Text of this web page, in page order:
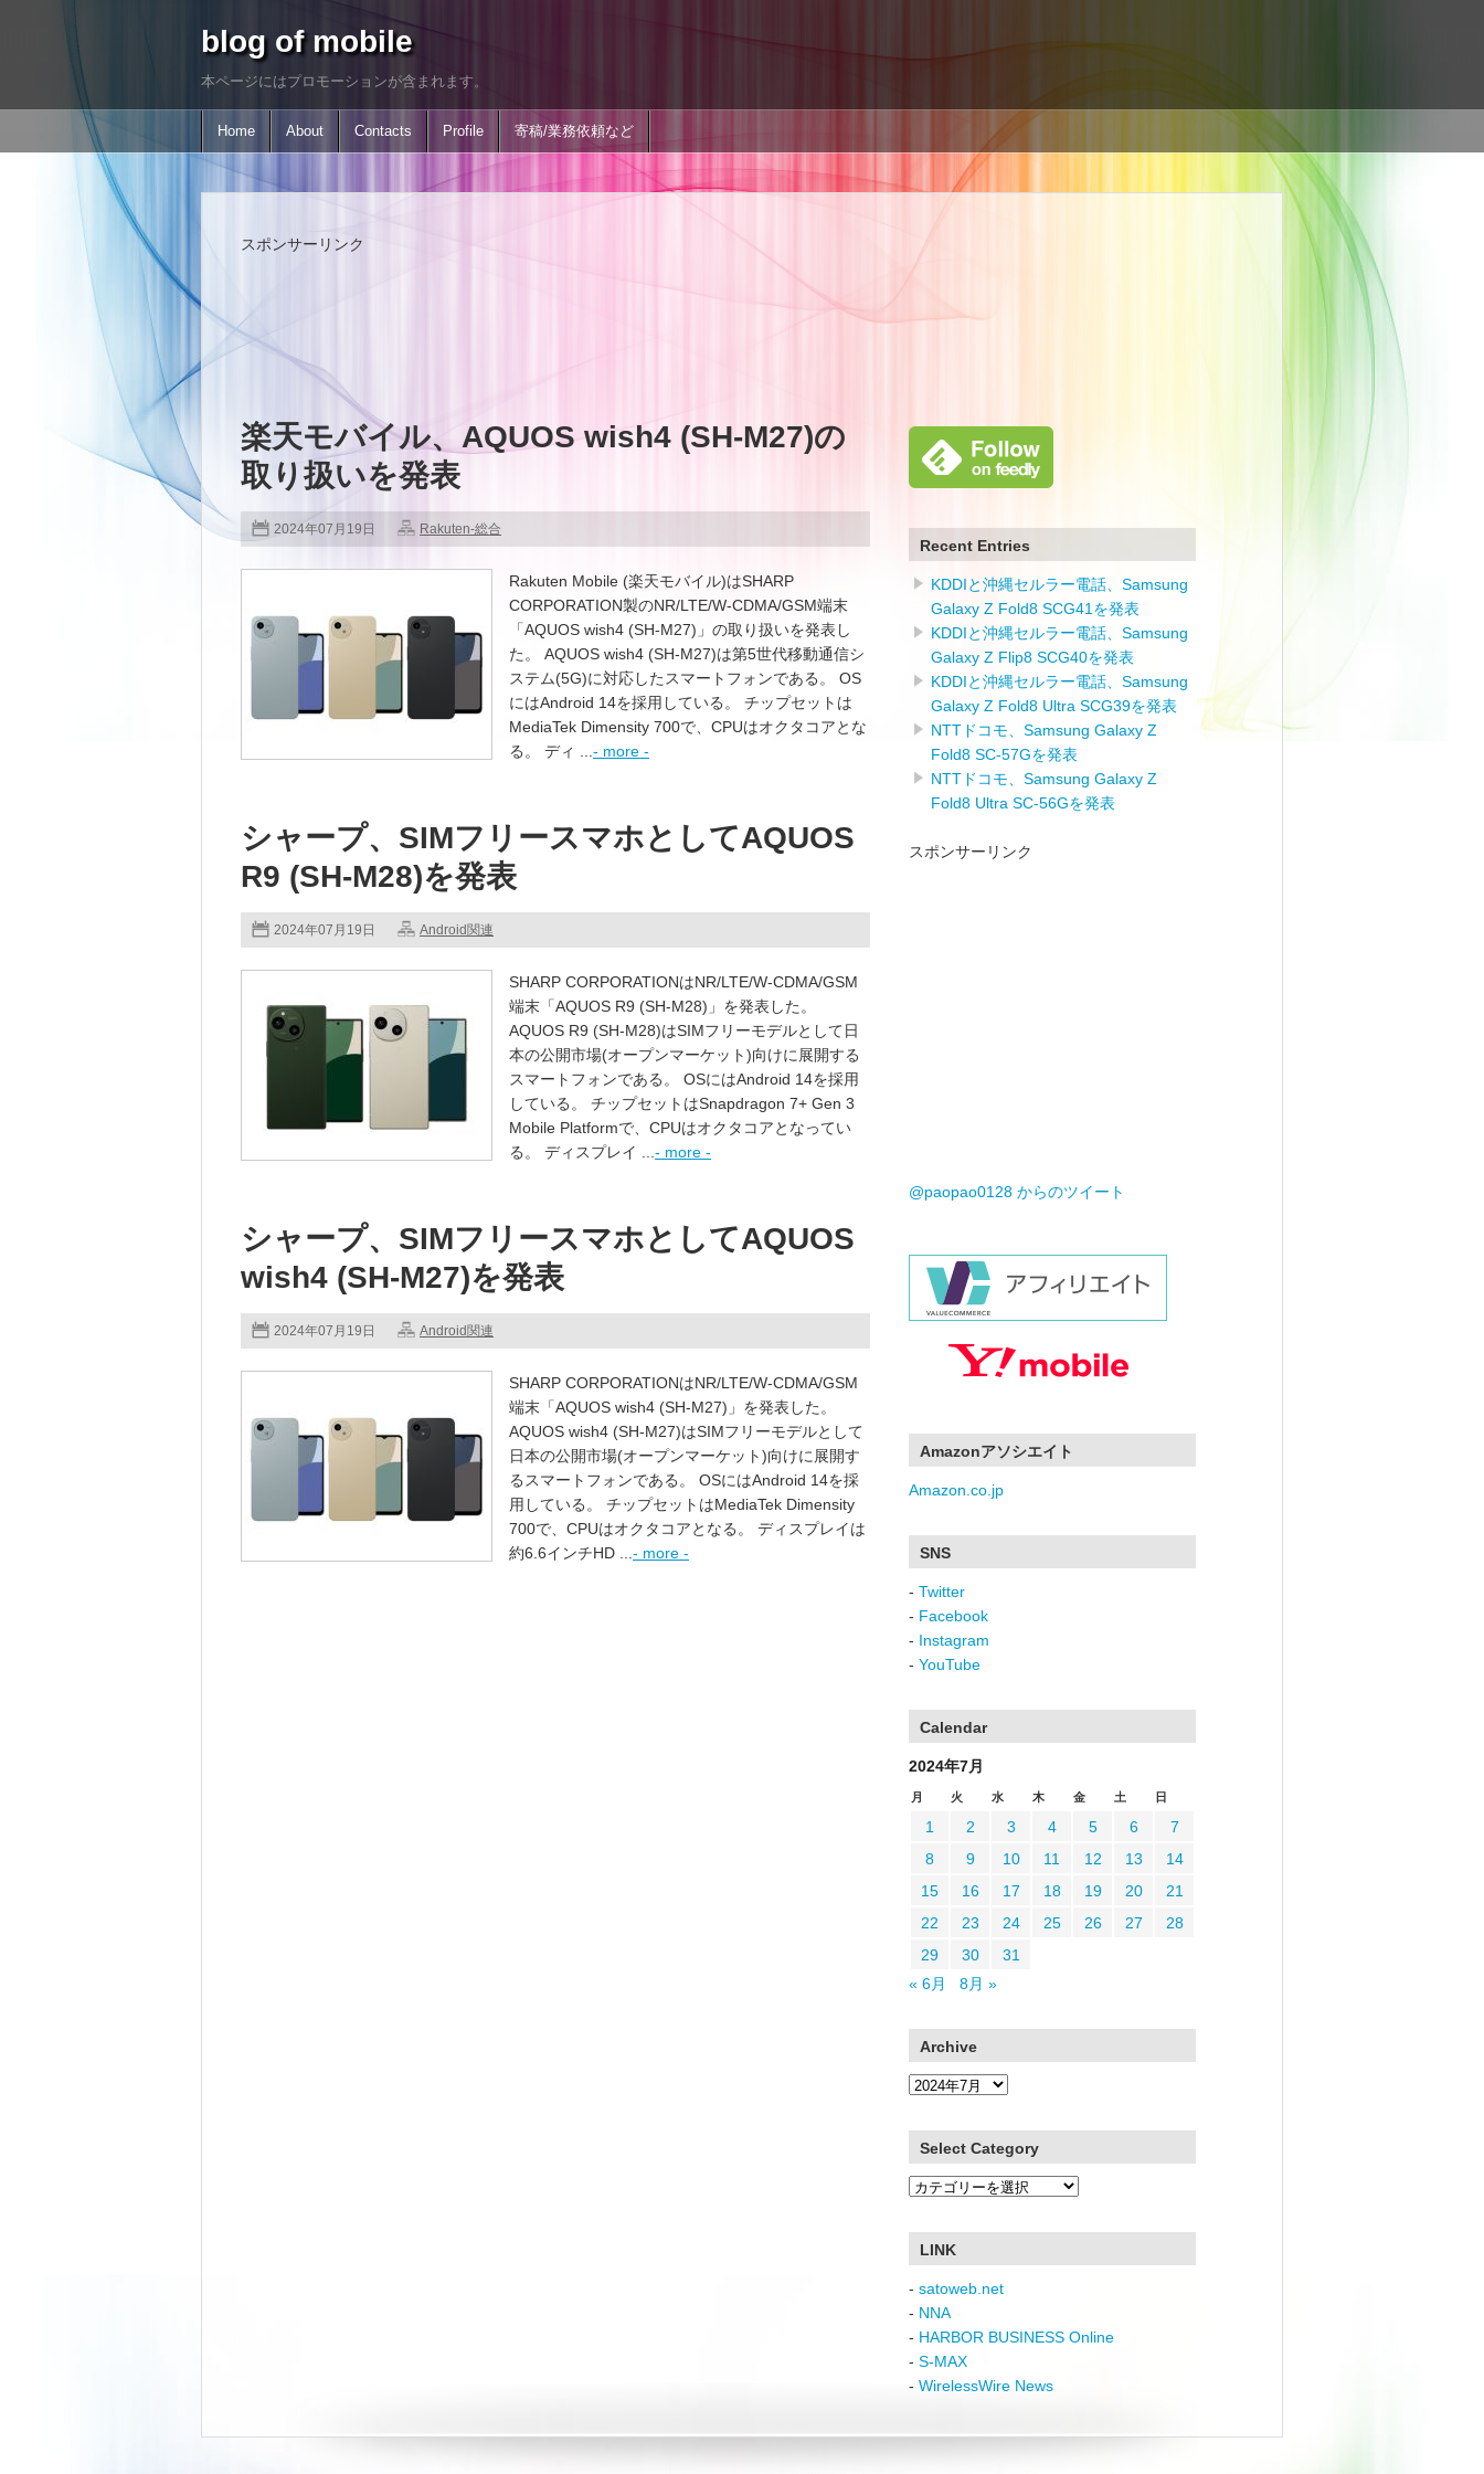
blog of mobile
本ページにはプロモーションが含まれます。
Home About Contacts Profile 寄稿/業務依頼など
スポンサーリンク
楽天モバイル、AQUOS wish4 (SH-M27)の
取り扱いを発表
2024年07月19日 Rakuten-総合
Rakuten Mobile (楽天モバイル)はSHARP
CORPORATION製のNR/LTE/W-CDMA/GSM端末
「AQUOS wish4 (SH-M27)」の取り扱いを発表し
た。 AQUOS wish4 (SH-M27)は第5世代移動通信シ
ステム(5G)に対応したスマートフォンである。 OS
にはAndroid 14を採用している。 チップセットは
MediaTek Dimensity 700で、CPUはオクタコアとな
る。 ディ ... - more -
シャープ、SIMフリースマホとしてAQUOS
R9 (SH-M28)を発表
2024年07月19日 Android関連
SHARP CORPORATIONはNR/LTE/W-CDMA/GSM
端末「AQUOS R9 (SH-M28)」を発表した。
AQUOS R9 (SH-M28)はSIMフリーモデルとして日
本の公開市場(オープンマーケット)向けに展開する
スマートフォンである。 OSにはAndroid 14を採用
している。 チップセットはSnapdragon 7+ Gen 3
Mobile Platformで、CPUはオクタコアとなってい
る。 ディスプレイ ... - more -
シャープ、SIMフリースマホとしてAQUOS
wish4 (SH-M27)を発表
2024年07月19日 Android関連
SHARP CORPORATIONはNR/LTE/W-CDMA/GSM
端末「AQUOS wish4 (SH-M27)」を発表した。
AQUOS wish4 (SH-M27)はSIMフリーモデルとして
日本の公開市場(オープンマーケット)向けに展開す
るスマートフォンである。 OSにはAndroid 14を採
用している。 チップセットはMediaTek Dimensity
700で、CPUはオクタコアとなる。 ディスプレイは
約6.6インチHD ... - more -
Recent Entries
KDDIと沖縄セルラー電話、Samsung
Galaxy Z Fold8 SCG41を発表
KDDIと沖縄セルラー電話、Samsung
Galaxy Z Flip8 SCG40を発表
KDDIと沖縄セルラー電話、Samsung
Galaxy Z Fold8 Ultra SCG39を発表
NTTドコモ、Samsung Galaxy Z
Fold8 SC-57Gを発表
NTTドコモ、Samsung Galaxy Z
Fold8 Ultra SC-56Gを発表
スポンサーリンク
@paopao0128 からのツイート
Amazonアソシエイト
Amazon.co.jp
SNS
- Twitter
- Facebook
- Instagram
- YouTube
Calendar
2024年7月
月 火 水 木 金 土 日
1 2 3 4 5 6
7
8
9 10 11 12 13
14
15
16 17 18 19 20
21
22
23 24 25 26 27
28
29
30
31
« 6月
8月 »
Archive
Archive
Select Category
Select
LINK
- satoweb.net
- NNA
- HARBOR BUSINESS Online
- S-MAX
- WirelessWire News